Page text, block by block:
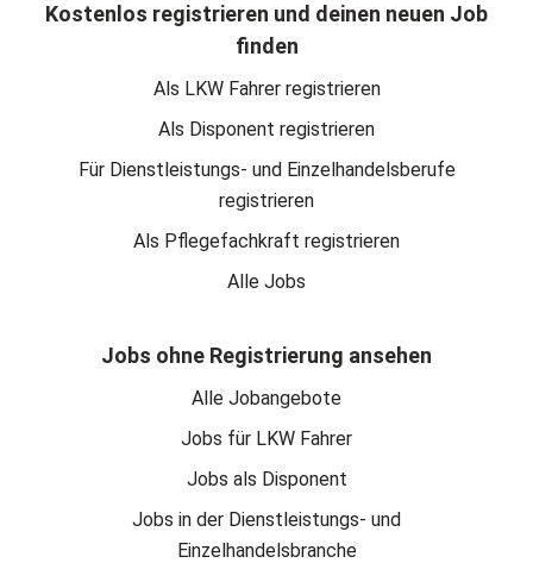
Kostenlos registrieren und deinen neuen Job
finden
Als LKW Fahrer registrieren
Als Disponent registrieren
Für Dienstleistungs- und Einzelhandelsberufe
registrieren
Als Pflegefachkraft registrieren
Alle Jobs
Jobs ohne Registrierung ansehen
Alle Jobangebote
Jobs für LKW Fahrer
Jobs als Disponent
Jobs in der Dienstleistungs- und
Einzelhandelsbranche